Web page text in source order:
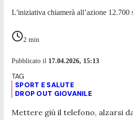
L'iniziativa chiamerà all’azione
2 min
Pubblicato il 17.04.2026, 15:13
SPORT E SALUTE
DROP OUT GIOVANILE
Mettere giù il telefono, alzarsi